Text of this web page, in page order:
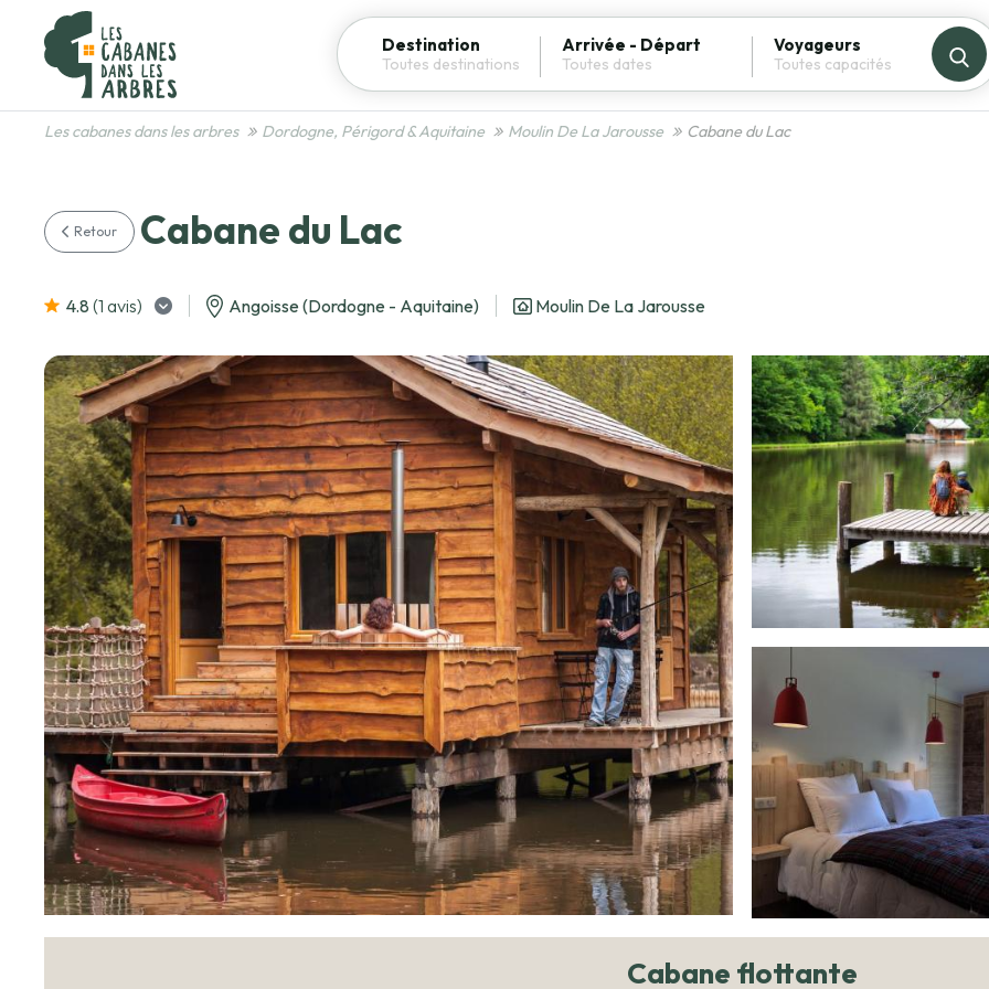
Destination Arrivée - Départ Voyageurs
Les cabanes dans les arbres Dordogne, Périgord & Aquitaine Moulin De La Jarousse Cabane du Lac
Retour Cabane du Lac
4.8 (1 avis) Angoisse (Dordogne - Aquitaine) Moulin De La Jarousse
Cabane flottante